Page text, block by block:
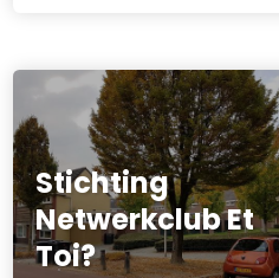
Stichting
Netwerkclub Et
Toi?